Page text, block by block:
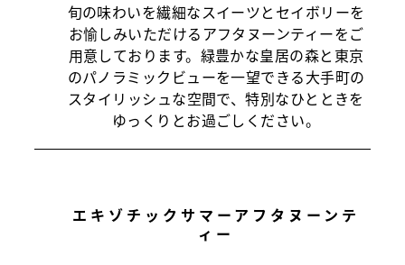
旬の味わいを繊細なスイーツとセイボリーを
お愉しみいただけるアフタヌーンティーをご
用意しております。緑豊かな皇居の森と東京
のパノラミックビューを一望できる大手町の
スタイリッシュな空間で、特別なひとときを
ゆっくりとお過ごしください。
エキゾチックサマーアフタヌーンテ
ィー